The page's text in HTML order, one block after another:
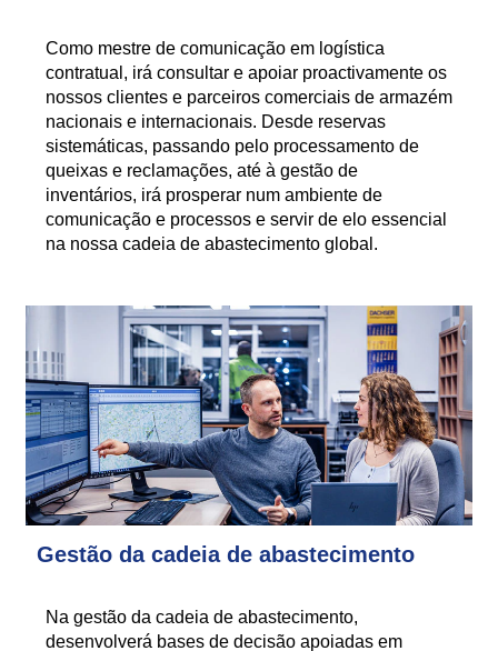
Como mestre de comunicação em logística
contratual, irá consultar e apoiar proactivamente os
nossos clientes e parceiros comerciais de armazém
nacionais e internacionais. Desde reservas
sistemáticas, passando pelo processamento de
queixas e reclamações, até à gestão de
inventários, irá prosperar num ambiente de
comunicação e processos e servir de elo essencial
na nossa cadeia de abastecimento global.
Gestão da cadeia de abastecimento
Na gestão da cadeia de abastecimento,
desenvolverá bases de decisão apoiadas em